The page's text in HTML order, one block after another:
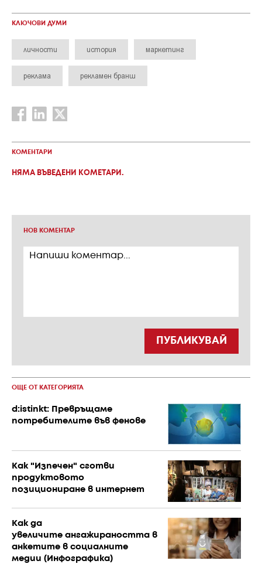
КЛЮЧОВИ ДУМИ
личности история маркетинг
реклама рекламен бранш
КОМЕНТАРИ
НЯМА ВЪВЕДЕНИ КОМЕТАРИ.
НОВ КОМЕНТАР
ПУБЛИКУВАЙ
ОЩЕ ОТ КАТЕГОРИЯТА
d:istinkt: Превръщаме
потребителите във фенове
Как "Изпечен" сготви
продуктовото
позициониране в интернет
Как да
увеличите ангажираността в
анкетите в социалните
медии (Инфографика)